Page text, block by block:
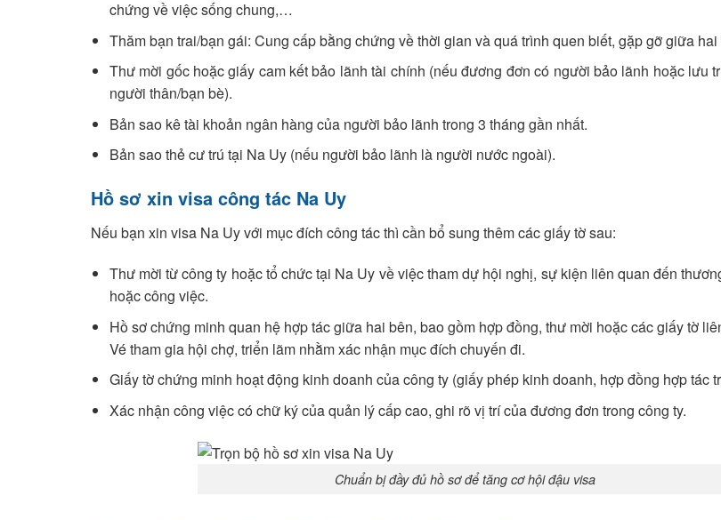
chứng về việc sống chung,…
Thăm bạn trai/bạn gái: Cung cấp bằng chứng về thời gian và quá trình quen biết, gặp gỡ giữa
Thư mời gốc hoặc giấy cam kết bảo lãnh tài chính (nếu đương đơn có người bảo lãnh hoặc lưu
người thân/bạn bè).
Bản sao kê tài khoản ngân hàng của người bảo lãnh trong 3 tháng gần nhất.
Bản sao thẻ cư trú tại Na Uy (nếu người bảo lãnh là người nước ngoài).
Hồ sơ xin visa công tác Na Uy
Nếu bạn xin visa Na Uy với mục đích công tác thì cần bổ sung thêm các giấy tờ sau:
Thư mời từ công ty hoặc tổ chức tại Na Uy về việc tham dự hội nghị, sự kiện liên quan đến
hoặc công việc.
Hồ sơ chứng minh quan hệ hợp tác giữa hai bên, bao gồm hợp đồng, thư mời hoặc các giấy tờ
Vé tham gia hội chợ, triển lãm nhằm xác nhận mục đích chuyến đi.
Giấy tờ chứng minh hoạt động kinh doanh của công ty (giấy phép kinh doanh, hợp đồng hợp tác
Xác nhận công việc có chữ ký của quản lý cấp cao, ghi rõ vị trí của đương đơn trong công ty.
Chuẩn bị đầy đủ hồ sơ để tăng cơ hội đậu visa